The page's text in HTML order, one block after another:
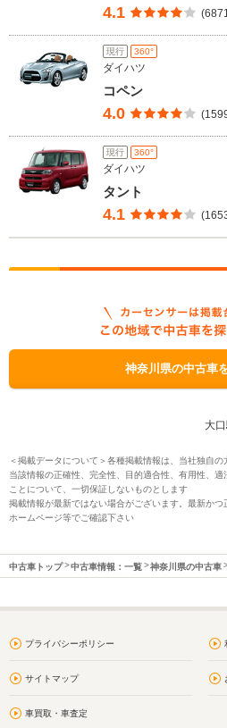
4.1
現行 360°
ダイハツ
コペン
4.0
現行 360°
ダイハツ
タント
4.1
神奈川県の中古車
大
＜掲載データについて＞各種掲載情報は、当社独自
当該情報の正確性、完全性、目的適合性、有用性、
ことについて、一切保証しないものとします
掲載情報が最新ではない場合がございます。最新か
ホームページ等でご確認下さい
中古車トップ 中古車情報：一覧 神奈川県の中古車
プライバシーポリシー
サイトマップ
車買取・車査定